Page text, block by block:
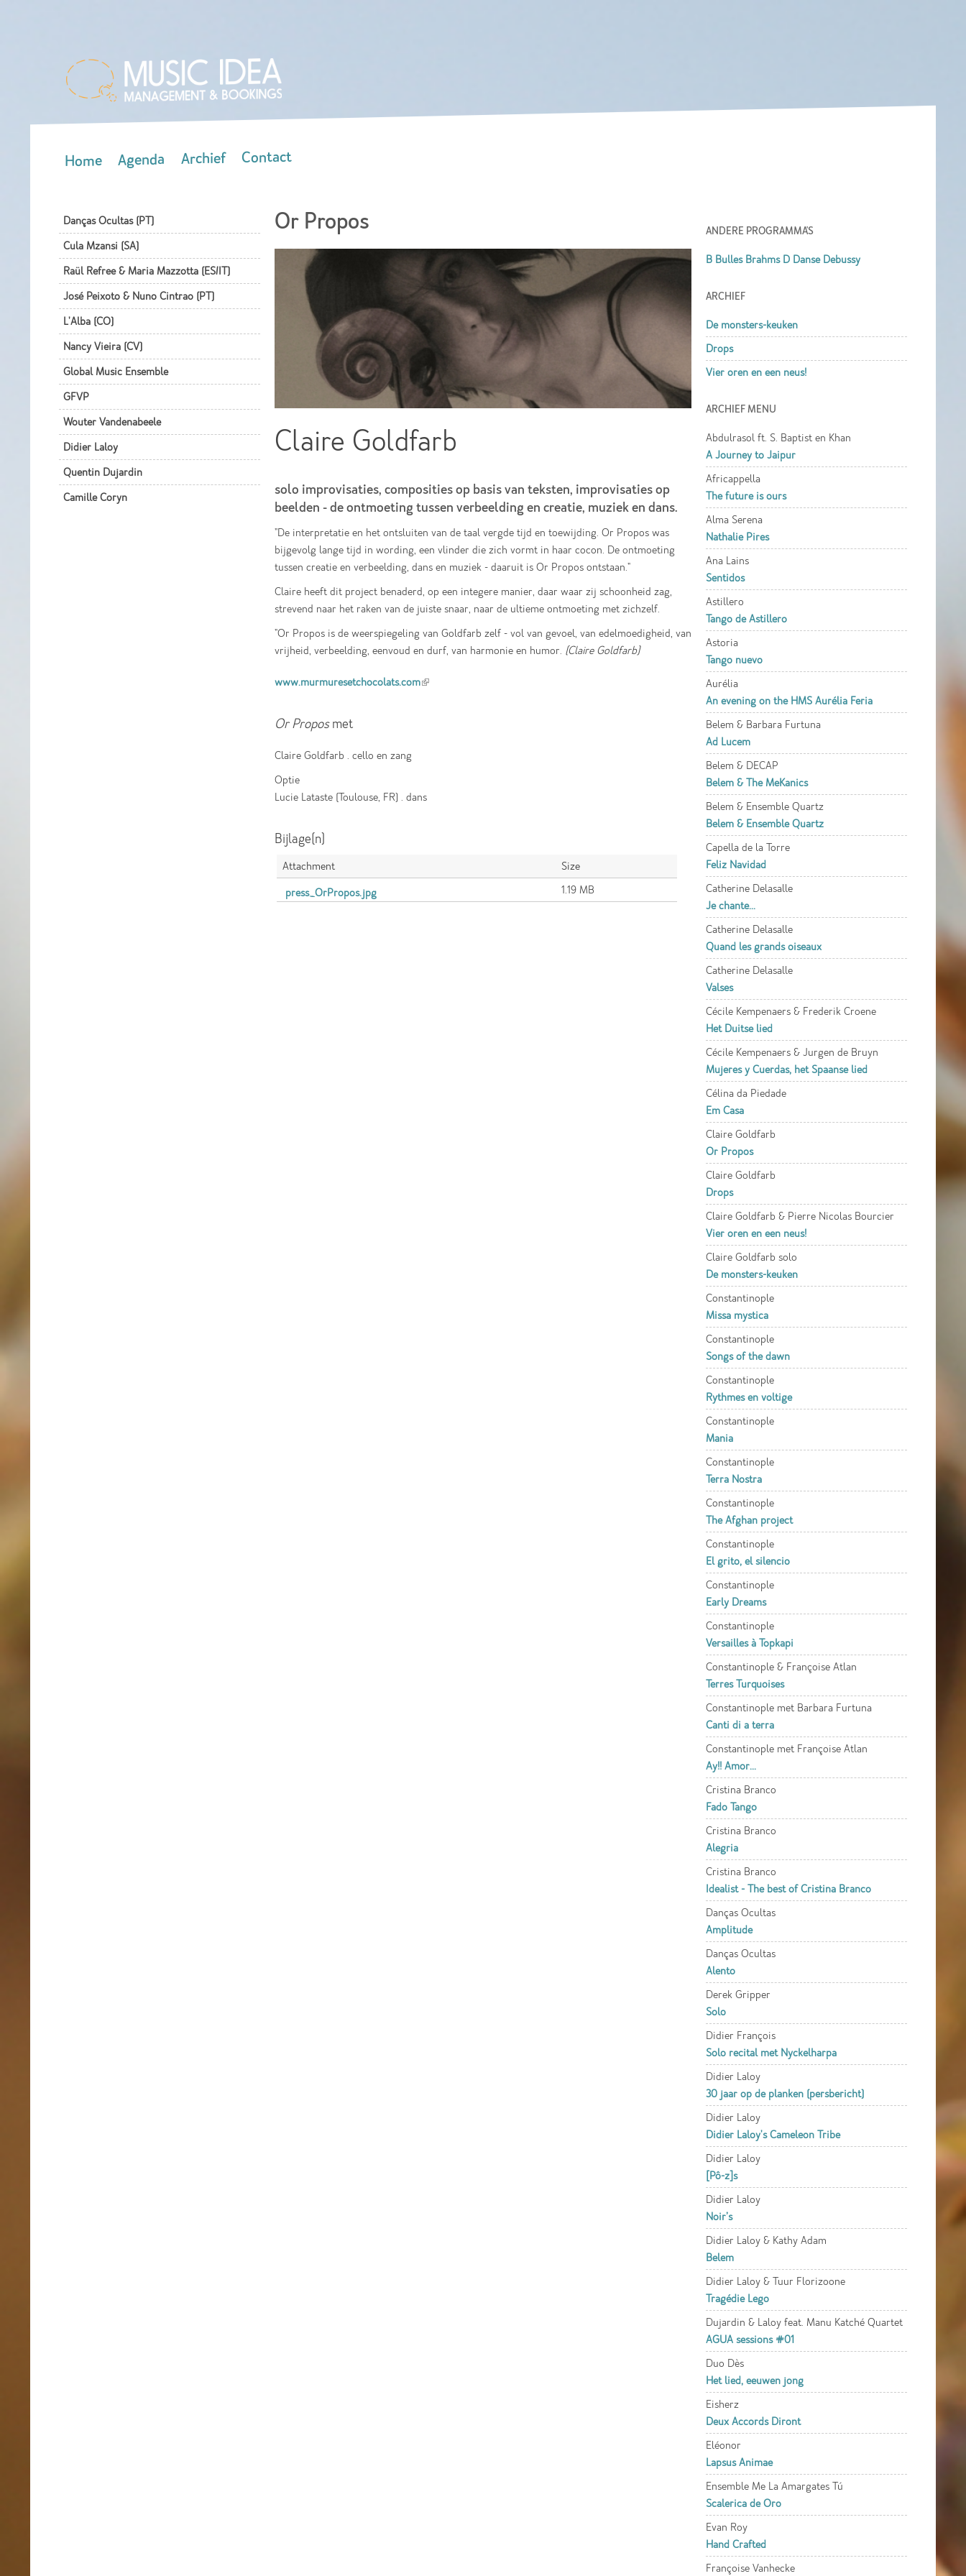
Home Agenda Archief Contact
Danças Ocultas (PT)
Cula Mzansi (SA)
Raül Refree & Maria Mazzotta (ES/IT)
José Peixoto & Nuno Cintrao (PT)
L'Alba (CO)
Nancy Vieira (CV)
Global Music Ensemble
GFVP
Wouter Vandenabeele
Didier Laloy
Quentin Dujardin
Camille Coryn
Or Propos
Claire Goldfarb
solo improvisaties, composities op basis van teksten, improvisaties op
beelden - de ontmoeting tussen verbeelding en creatie, muziek en dans.
"De interpretatie en het ontsluiten van de taal vergde tijd en toewijding. Or Propos was
bijgevolg lange tijd in wording, een vlinder die zich vormt in haar cocon. De ontmoeting
tussen creatie en verbeelding, dans en muziek - daaruit is Or Propos ontstaan."
Claire heeft dit project benaderd, op een integere manier, daar waar zij schoonheid zag,
strevend naar het raken van de juiste snaar, naar de ultieme ontmoeting met zichzelf.
"Or Propos is de weerspiegeling van Goldfarb zelf - vol van gevoel, van edelmoedigheid, van
vrijheid, verbeelding, eenvoud en durf, van harmonie en humor. (Claire Goldfarb)
www.murmuresetchocolats.com(link is external)
Or Proposmet
Claire Goldfarb . cello en zang
Optie
Lucie Lataste (Toulouse, FR) . dans
Bijlage(n)
Attachment
Size
press_OrPropos.jpg
1.19 MB
ANDERE PROGRAMMA'S
B Bulles Brahms D Danse Debussy
ARCHIEF
De monsters-keuken
Drops
Vier oren en een neus!
ARCHIEF MENU
Abdulrasol ft. S. Baptist en Khan
A Journey to Jaipur
Africappella
The future is ours
Alma Serena
Nathalie Pires
Ana Lains
Sentidos
Astillero
Tango de Astillero
Astoria
Tango nuevo
Aurélia
An evening on the HMS Aurélia Feria
Belem & Barbara Furtuna
Ad Lucem
Belem & DECAP
Belem & The MeKanics
Belem & Ensemble Quartz
Belem & Ensemble Quartz
Capella de la Torre
Feliz Navidad
Catherine Delasalle
Je chante...
Catherine Delasalle
Quand les grands oiseaux
Catherine Delasalle
Valses
Cécile Kempenaers & Frederik Croene
Het Duitse lied
Cécile Kempenaers & Jurgen de Bruyn
Mujeres y Cuerdas, het Spaanse lied
Célina da Piedade
Em Casa
Claire Goldfarb
Or Propos
Claire Goldfarb
Drops
Claire Goldfarb & Pierre Nicolas Bourcier
Vier oren en een neus!
Claire Goldfarb solo
De monsters-keuken
Constantinople
Missa mystica
Constantinople
Songs of the dawn
Constantinople
Rythmes en voltige
Constantinople
Mania
Constantinople
Terra Nostra
Constantinople
The Afghan project
Constantinople
El grito, el silencio
Constantinople
Early Dreams
Constantinople
Versailles à Topkapi
Constantinople & Françoise Atlan
Terres Turquoises
Constantinople met Barbara Furtuna
Canti di a terra
Constantinople met Françoise Atlan
Ay!! Amor...
Cristina Branco
Fado Tango
Cristina Branco
Alegria
Cristina Branco
Idealist - The best of Cristina Branco
Danças Ocultas
Amplitude
Danças Ocultas
Alento
Derek Gripper
Solo
Didier François
Solo recital met Nyckelharpa
Didier Laloy
30 jaar op de planken (persbericht)
Didier Laloy
Didier Laloy's Cameleon Tribe
Didier Laloy
[Pô-z]s
Didier Laloy
Noir’s
Didier Laloy & Kathy Adam
Belem
Didier Laloy & Tuur Florizoone
Tragédie Lego
Dujardin & Laloy feat. Manu Katché Quartet
AGUA sessions #01
Duo Dès
Het lied, eeuwen jong
Eisherz
Deux Accords Diront
Eléonor
Lapsus Animae
Ensemble Me La Amargates Tú
Scalerica de Oro
Evan Roy
Hand Crafted
Françoise Vanhecke